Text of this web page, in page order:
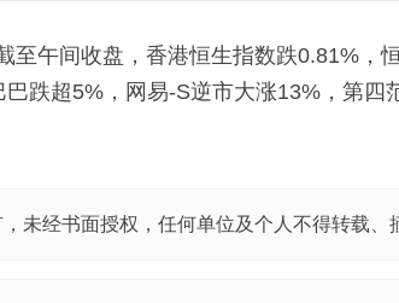
至午间收盘，香港恒生指数跌0.81%，
跌超5%，网易-S逆市大涨13%，第四
未经书面授权，任何单位及个人不得转载、